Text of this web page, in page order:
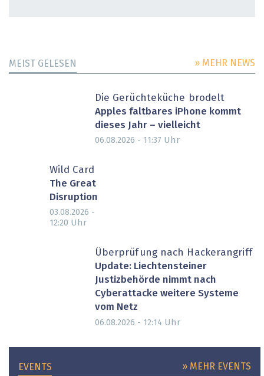
MEIST GELESEN » MEHR NEWS
Die Gerüchteküche brodelt
Apples faltbares iPhone kommt
dieses Jahr – vielleicht
06.08.2026 - 11:37 Uhr
Wild Card
The Great
Disruption
03.08.2026 -
12:20 Uhr
Überprüfung nach Hackerangriff
Update: Liechtensteiner
Justizbehörde nimmt nach
Cyberattacke weitere Systeme
vom Netz
06.08.2026 - 12:14 Uhr
EVENTS » MEHR EVENTS